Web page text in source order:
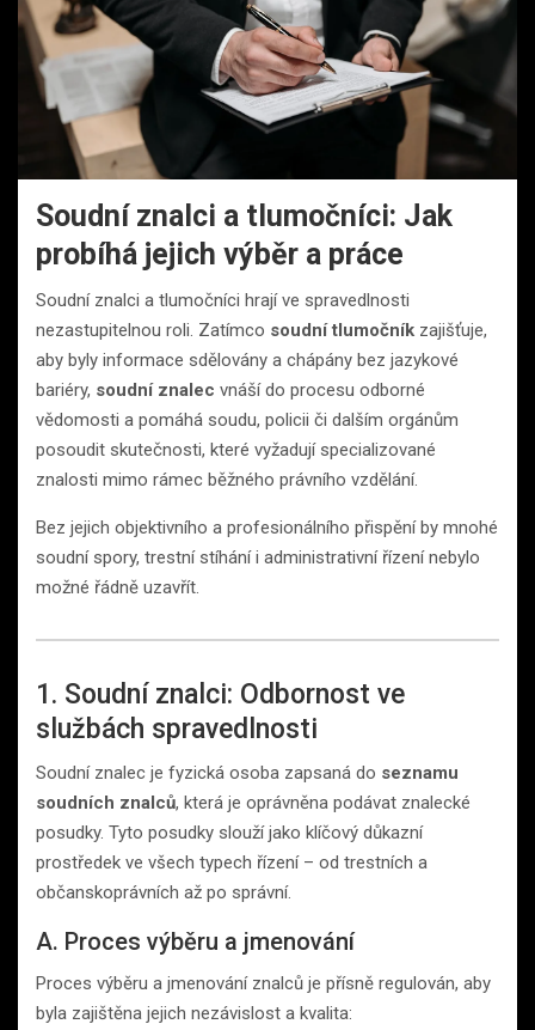
Soudní znalci a tlumočníci: Jak
probíhá jejich výběr a práce
Soudní znalci a tlumočníci hrají ve spravedlnosti
nezastupitelnou roli. Zatímco soudní tlumočník zajišťuje,
aby byly informace sdělovány a chápány bez jazykové
bariéry, soudní znalec vnáší do procesu odborné
vědomosti a pomáhá soudu, policii či dalším orgánům
posoudit skutečnosti, které vyžadují specializované
znalosti mimo rámec běžného právního vzdělání.
Bez jejich objektivního a profesionálního přispění by mnohé
soudní spory, trestní stíhání i administrativní řízení nebylo
možné řádně uzavřít.
1. Soudní znalci: Odbornost ve
službách spravedlnosti
Soudní znalec je fyzická osoba zapsaná do seznamu
soudních znalců, která je oprávněna podávat znalecké
posudky. Tyto posudky slouží jako klíčový důkazní
prostředek ve všech typech řízení – od trestních a
občanskoprávních až po správní.
A. Proces výběru a jmenování
Proces výběru a jmenování znalců je přísně regulován, aby
byla zajištěna jejich nezávislost a kvalita: